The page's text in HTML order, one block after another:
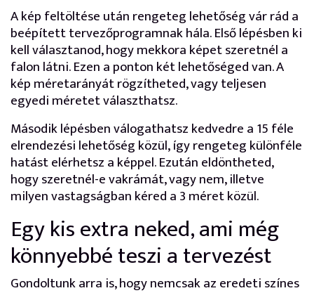
A kép feltöltése után rengeteg lehetőség vár rád a
beépített tervezőprogramnak hála. Első lépésben ki
kell választanod, hogy mekkora képet szeretnél a
falon látni. Ezen a ponton két lehetőséged van. A
kép méretarányát rögzítheted, vagy teljesen
egyedi méretet választhatsz.
Második lépésben válogathatsz kedvedre a 15 féle
elrendezési lehetőség közül, így rengeteg különféle
hatást elérhetsz a képpel. Ezután eldöntheted,
hogy szeretnél-e vakrámát, vagy nem, illetve
milyen vastagságban kéred a 3 méret közül.
Egy kis extra neked, ami még
könnyebbé teszi a tervezést
Gondoltunk arra is, hogy nemcsak az eredeti színes